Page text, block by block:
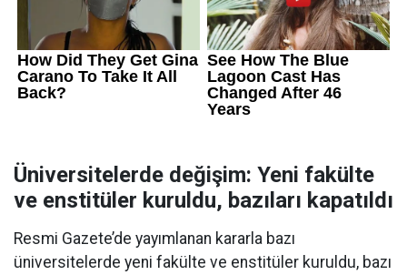
Üniversitelerde değişim: Yeni fakülte
ve enstitüler kuruldu, bazıları kapatıldı
Resmi Gazete’de yayımlanan kararla bazı
üniversitelerde yeni fakülte ve enstitüler kuruldu, bazı